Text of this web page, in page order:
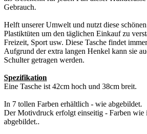
Gebrauch.
Helft unserer Umwelt und nutzt diese
Plastiktüten um den täglichen Einkauf zu
Freizeit, Sport usw. Diese Tasche findet
Aufgrund der extra langen Henkel kann sie
Schulter getragen werden.
Spezifikation
Eine Tasche ist 42cm hoch und 38cm breit.
In 7 tollen Farben erhältlich - wie abgebildet.
Der Motivdruck erfolgt einseitig - Farben wie
abgebildet..